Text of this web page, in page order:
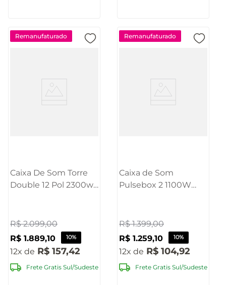
Remanufaturado
Caixa De Som Torre
Double 12 Pol 2300w
[Reembalado]
R$ 2.099,00
R$ 1.889,10 10%
12 R$ 157,42
Frete Gratis Sul/Sudeste
Remanufaturado
Caixa de Som
Pulsebox 2 1100W
[Reembalado]
R$ 1.399,00
R$ 1.259,10 10%
12 R$ 104,92
Frete Gratis Sul/Sudeste